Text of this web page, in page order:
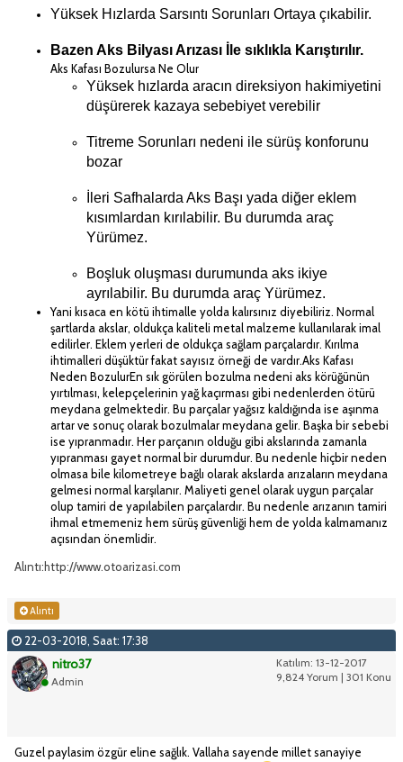
Yüksek Hızlarda Sarsıntı Sorunları Ortaya çıkabilir.
Bazen Aks Bilyası Arızası İle sıklıkla Karıştırılır.
Aks Kafası Bozulursa Ne Olur
Yüksek hızlarda aracın direksiyon hakimiyetini
düşürerek kazaya sebebiyet verebilir
Titreme Sorunları nedeni ile sürüş konforunu
bozar
İleri Safhalarda Aks Başı yada diğer eklem
kısımlardan kırılabilir. Bu durumda araç
Yürümez.
Boşluk oluşması durumunda aks ikiye
ayrılabilir. Bu durumda araç Yürümez.
Yani kısaca en kötü ihtimalle yolda kalırsınız diyebiliriz. Normal
şartlarda akslar, oldukça kaliteli metal malzeme kullanılarak imal
edilirler. Eklem yerleri de oldukça sağlam parçalardır. Kırılma
ihtimalleri düşüktür fakat sayısız örneği de vardır.Aks Kafası
Neden BozulurEn sık görülen bozulma nedeni aks körüğünün
yırtılması, kelepçelerinin yağ kaçırması gibi nedenlerden ötürü
meydana gelmektedir. Bu parçalar yağsız kaldığında ise aşınma
artar ve sonuç olarak bozulmalar meydana gelir. Başka bir sebebi
ise yıpranmadır. Her parçanın olduğu gibi akslarında zamanla
yıpranması gayet normal bir durumdur. Bu nedenle hiçbir neden
olmasa bile kilometreye bağlı olarak akslarda arızaların meydana
gelmesi normal karşılanır. Maliyeti genel olarak uygun parçalar
olup tamiri de yapılabilen parçalardır. Bu nedenle arızanın tamiri
ihmal etmemeniz hem sürüş güvenliği hem de yolda kalmamanız
açısından önemlidir.
Alıntı:http://www.otoarizasi.com
Alıntı
22-03-2018, Saat: 17:38
Katılım: 13-12-2017
9,824 Yorum | 301 Konu
nitro37
Admin
Guzel paylasim özgür eline sağlık. Vallaha sayende millet sanayiye